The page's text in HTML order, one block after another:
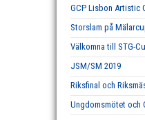
GCP Lisbon Artistic
Storslam på
Välkomna till STG-
JSM/SM 2019
Riksfinal och
Ungdomsmötet och